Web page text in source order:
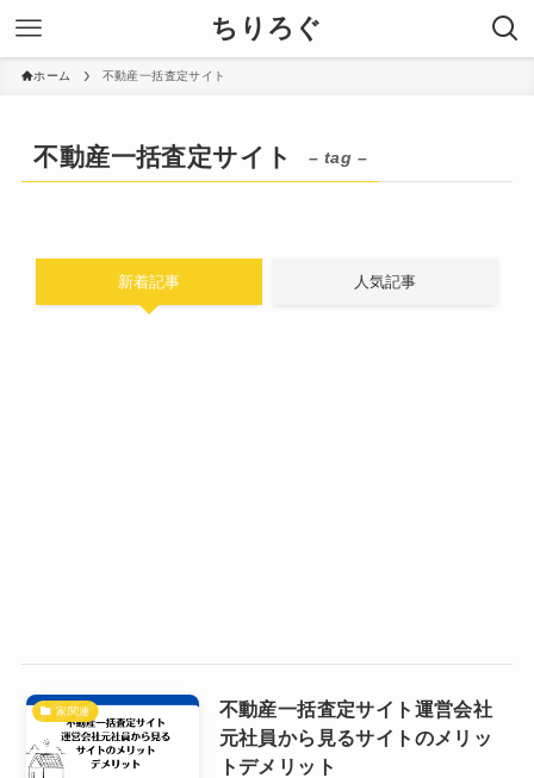
ちりろぐ
ホーム 不動産一括査定サイト
不動産一括査定サイト – tag –
新着記事 人気記事
家関連
不動産一括査定サイト運営会社
元社員から見るサイトのメリッ
トデメリット